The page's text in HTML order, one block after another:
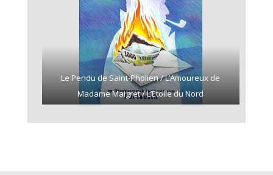
Le Pendu de Saint-Pholien / L’Amoureux de
Madame Maigret / L’Etoile du Nord